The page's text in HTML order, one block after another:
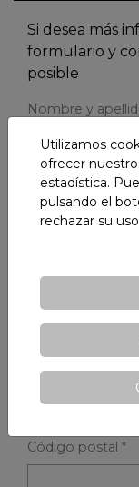
Si desea más
formulario y
posible
Nombre y
E-mail *
Teléfono
Código postal *
Utilizamos
ofrecer
estadística.
pulsando el
rechazar su